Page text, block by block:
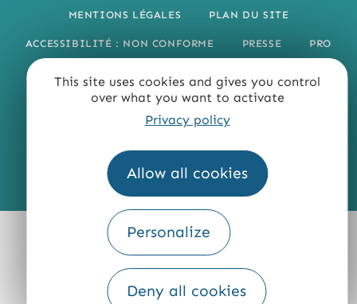
This site uses cookies and gives you control
over what you want to activate
Privacy policy
Allow all cookies
Personalize
Deny all cookies
MENTIONS LÉGALES PLAN DU SITE
ACCESSIBILITÉ : NON CONFORME PRESSE PRO
Fourni par
Traduction